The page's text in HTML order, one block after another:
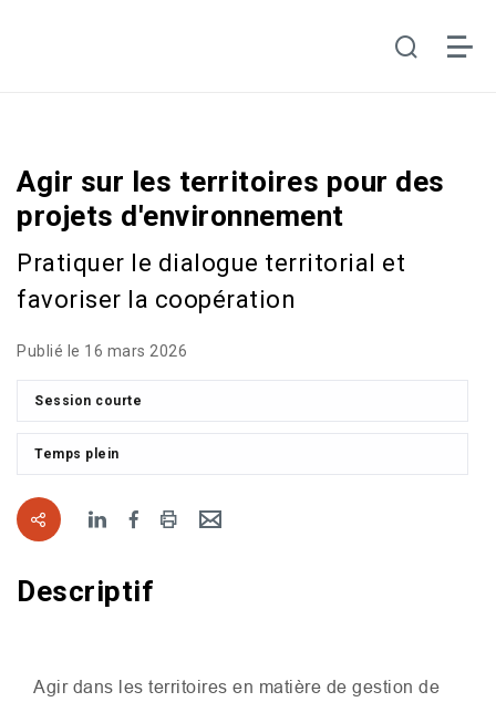
Agir sur les territoires pour des
projets d'environnement
Pratiquer le dialogue territorial et
favoriser la coopération
Publié le 16 mars 2026
Session courte
Temps plein
Descriptif
Agir dans les territoires en matière de gestion de